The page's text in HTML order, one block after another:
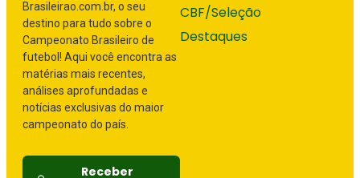
Brasileirao.com.br, o seu
destino para tudo sobre o
Campeonato Brasileiro de
futebol! Aqui você encontra as
matérias mais recentes,
análises aprofundadas e
notícias exclusivas do maior
campeonato do país.
Receber
CBF/Seleção
Destaques